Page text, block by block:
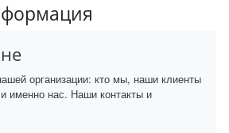
организации: кто мы, наши клиенты
именно нас. Наши контакты и